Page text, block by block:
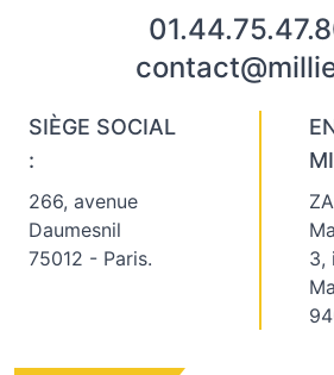
SIÈGE SOCIAL
:
266, avenue
Daumesnil
75012 - Paris.
3,